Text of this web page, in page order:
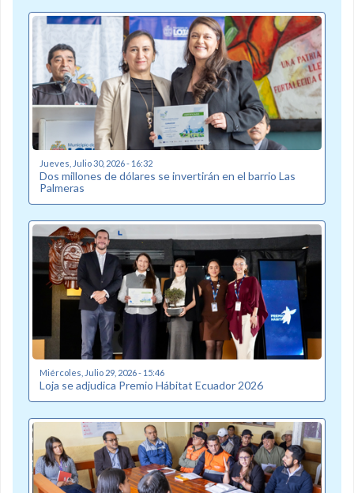
Jueves, Julio 30, 2026 - 16:32
Dos millones de dólares se invertirán en el barrio Las
Palmeras
Miércoles, Julio 29, 2026 - 15:46
Loja se adjudica Premio Hábitat Ecuador 2026